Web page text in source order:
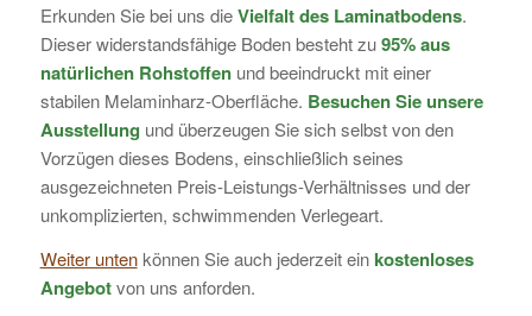
Erkunden Sie bei uns dieVielfalt des Laminatbodens.
Dieser widerstandsfähige Boden besteht zu95% aus
natürlichen Rohstoffenund beeindruckt mit einer
stabilen Melaminharz-Oberfläche. Besuchen Sie unsere
Ausstellung und überzeugen Sie sich selbst von den
Vorzügen dieses Bodens, einschließlich seines
ausgezeichneten Preis-Leistungs-Verhältnisses und der
unkomplizierten, schwimmenden Verlegeart.
Weiter untenkönnen Sie auch jederzeit einkostenloses
Angebotvon uns anforden.